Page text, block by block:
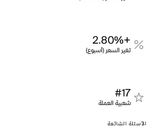
+2.80%
تغير السعر (أسبوع)
#17
شعبية العملة
الأسئلة الشائعة